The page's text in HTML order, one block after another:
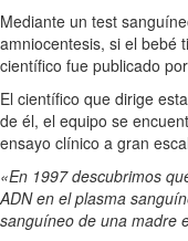
Mediante un test
amniocentesis, si el bebé
científico fue publicado
El científico que dirige
de él, el equipo se
ensayo clínico a gran
«En 1997 descubrimos
ADN en el plasma
sanguíneo de una madre